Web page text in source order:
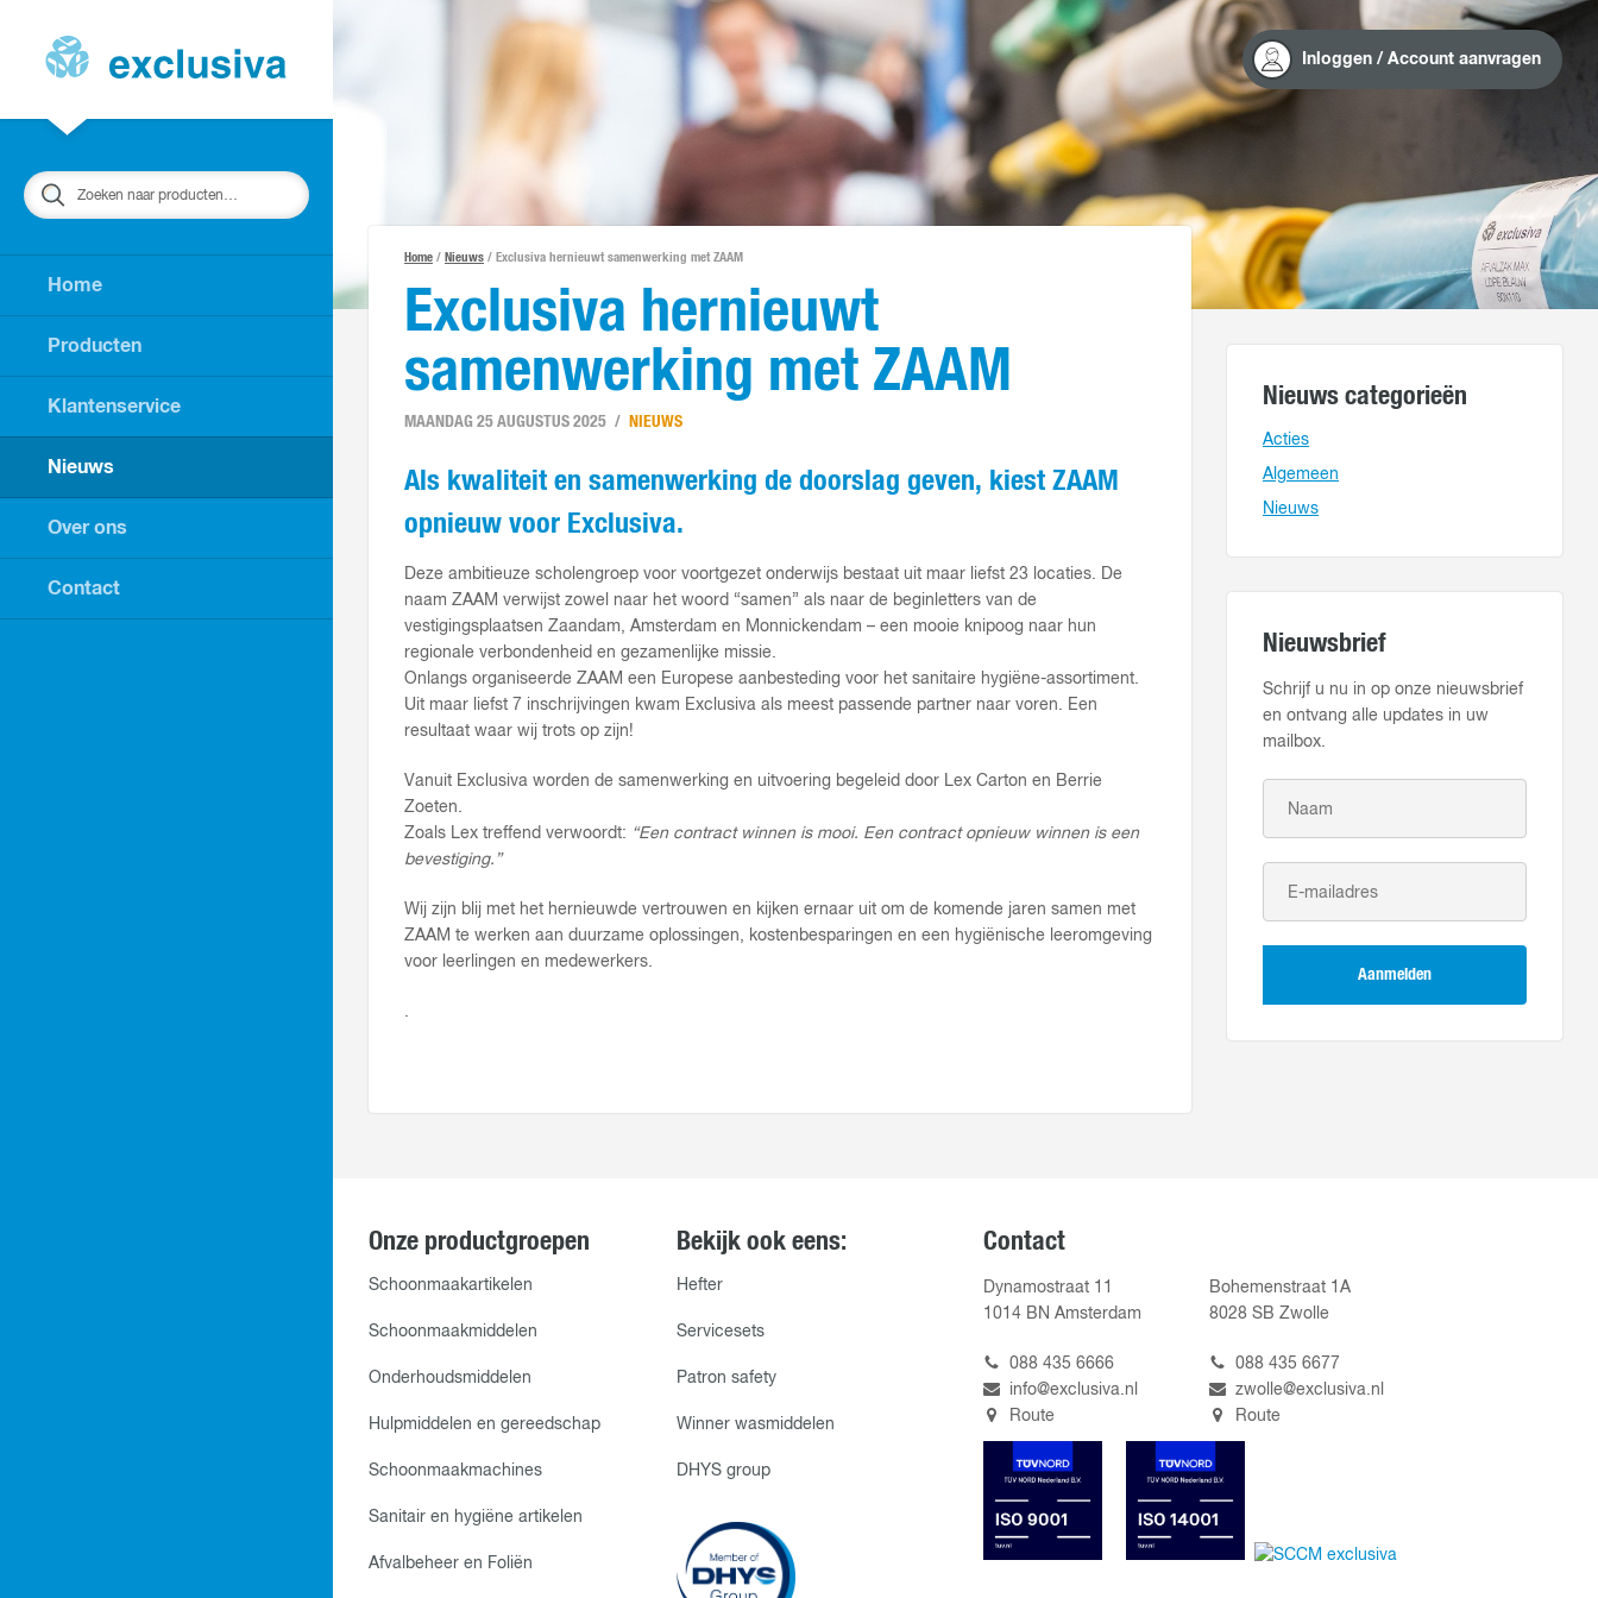
Zoeken
Home
Producten
Klantenservice
Nieuws
Over ons
Contact
Inloggen / Account aanvragen
Home / Nieuws / Exclusiva hernieuwt samenwerking met ZAAM
Exclusiva hernieuwt
samenwerking met ZAAM
MAANDAG 25 AUGUSTUS 2025 NIEUWS
Als kwaliteit en samenwerking de doorslag geven, kiest ZAAM
opnieuw voor Exclusiva.
Deze ambitieuze scholengroep voor voortgezet onderwijs bestaat uit maar liefst 23 locaties. De
naam ZAAM verwijst zowel naar het woord “samen” als naar de beginletters van de
vestigingsplaatsen Zaandam, Amsterdam en Monnickendam – een mooie knipoog naar hun
regionale verbondenheid en gezamenlijke missie.
Onlangs organiseerde ZAAM een Europese aanbesteding voor het sanitaire hygiëne-assortiment.
Uit maar liefst 7 inschrijvingen kwam Exclusiva als meest passende partner naar voren. Een
resultaat waar wij trots op zijn!
Vanuit Exclusiva worden de samenwerking en uitvoering begeleid door Lex Carton en Berrie
Zoeten.
Zoals Lex treffend verwoordt: “Een contract winnen is mooi. Een contract opnieuw winnen is een
bevestiging.”
Wij zijn blij met het hernieuwde vertrouwen en kijken ernaar uit om de komende jaren samen met
ZAAM te werken aan duurzame oplossingen, kostenbesparingen en een hygiënische leeromgeving
voor leerlingen en medewerkers.
.
Nieuws categorieën
Acties
Algemeen
Nieuws
Nieuwsbrief
Schrijf u nu in op onze nieuwsbrief
en ontvang alle updates in uw
mailbox.
Aanmelden
Onze productgroepen
Schoonmaakartikelen
Schoonmaakmiddelen
Onderhoudsmiddelen
Hulpmiddelen en gereedschap
Schoonmaakmachines
Sanitair en hygiëne artikelen
Afvalbeheer en Foliën
Bekijk ook eens:
Hefter
Servicesets
Patron safety
Winner wasmiddelen
DHYS group
Contact
Dynamostraat 11
1014 BN Amsterdam
088 435 6666
info@exclusiva.nl
Route
Bohemenstraat 1A
8028 SB Zwolle
088 435 6677
zwolle@exclusiva.nl
Route